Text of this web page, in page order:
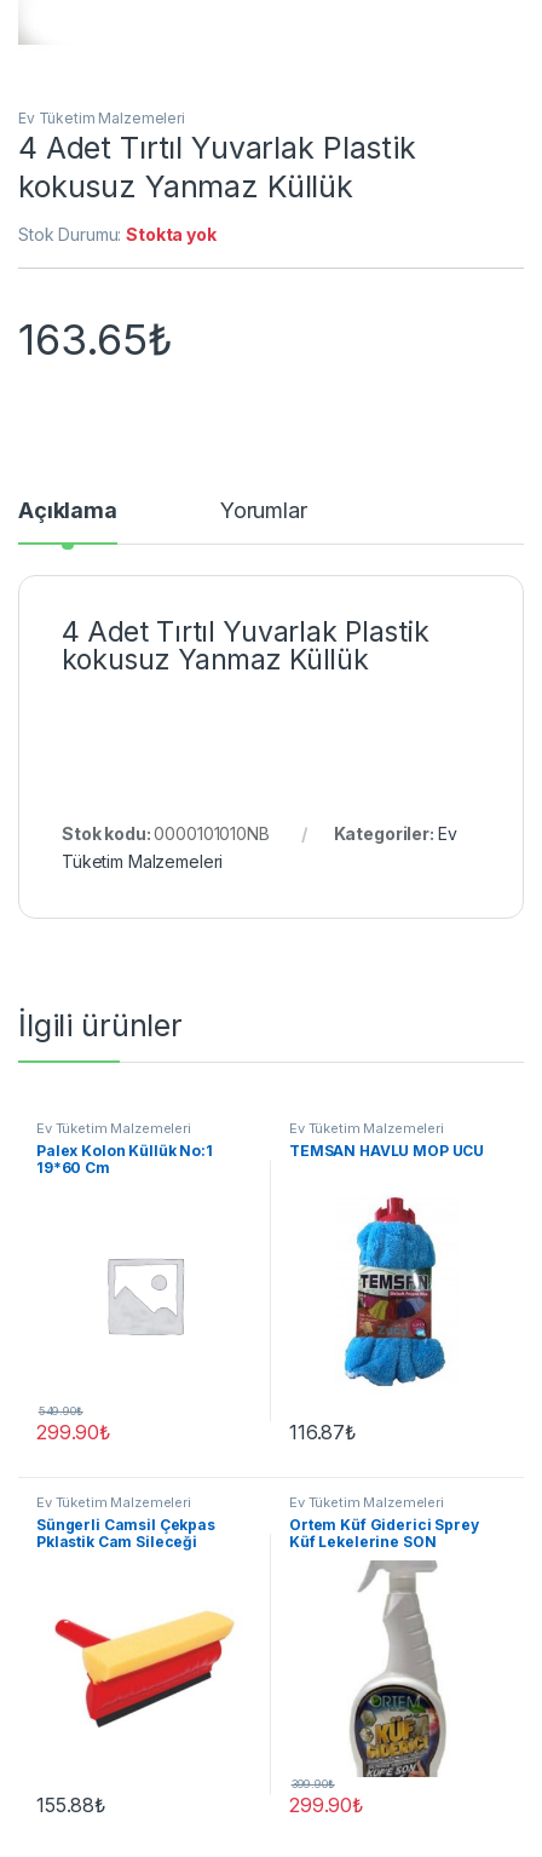
Ev Tüketim Malzemeleri
4 Adet Tırtıl Yuvarlak Plastik
kokusuz Yanmaz Küllük
Stok Durumu:Stokta yok
163.65₺
Açıklama Yorumlar
4 Adet Tırtıl Yuvarlak Plastik
kokusuz Yanmaz Küllük
Stok kodu:0000101010NB Kategoriler: Ev
Tüketim Malzemeleri
İlgili ürünler
Ev Tüketim Malzemeleri
Palex Kolon Küllük No:1
19*60 Cm
299.90₺
549.90₺
Ev Tüketim Malzemeleri
TEMSAN HAVLU MOP UCU
116.87₺
Ev Tüketim Malzemeleri
Süngerli Camsil Çekpas
Pklastik Cam Sileceği
155.88₺
Ev Tüketim Malzemeleri
Ortem Küf Giderici Sprey
Küf Lekelerine SON
299.90₺
399.90₺